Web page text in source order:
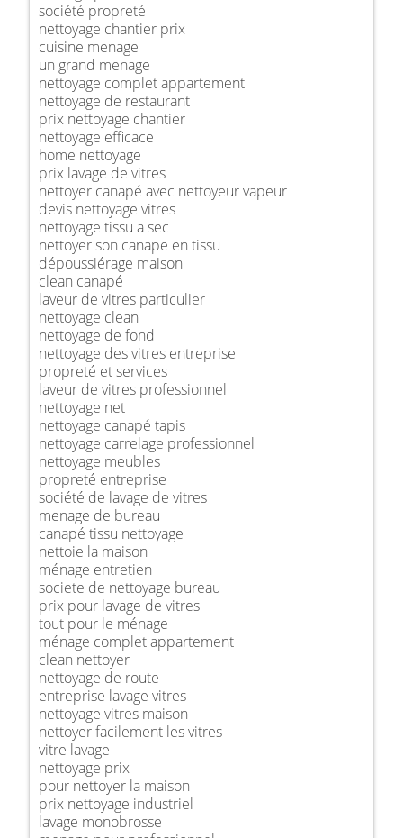
société propreté
nettoyage chantier prix
cuisine menage
un grand menage
nettoyage complet appartement
nettoyage de restaurant
prix nettoyage chantier
nettoyage efficace
home nettoyage
prix lavage de vitres
nettoyer canapé avec nettoyeur vapeur
devis nettoyage vitres
nettoyage tissu a sec
nettoyer son canape en tissu
dépoussiérage maison
clean canapé
laveur de vitres particulier
nettoyage clean
nettoyage de fond
nettoyage des vitres entreprise
propreté et services
laveur de vitres professionnel
nettoyage net
nettoyage canapé tapis
nettoyage carrelage professionnel
nettoyage meubles
propreté entreprise
société de lavage de vitres
menage de bureau
canapé tissu nettoyage
nettoie la maison
ménage entretien
societe de nettoyage bureau
prix pour lavage de vitres
tout pour le ménage
ménage complet appartement
clean nettoyer
nettoyage de route
entreprise lavage vitres
nettoyage vitres maison
nettoyer facilement les vitres
vitre lavage
nettoyage prix
pour nettoyer la maison
prix nettoyage industriel
lavage monobrosse